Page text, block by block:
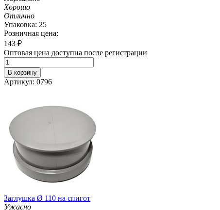
Хорошо
Отлично
Упаковка: 25
Розничная цена:
143 ₽
Оптовая цена доступна после регистрации
В корзину
Артикул: 0796
Заглушка Ø 110 на спигот
Ужасно